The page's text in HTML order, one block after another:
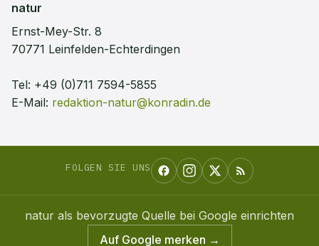
natur
Ernst-Mey-Str. 8
70771 Leinfelden-Echterdingen
Tel: +49 (0)711 7594-5855
E-Mail: redaktion-natur@konradin.de
FOLGEN SIE UNS
natur als bevorzugte Quelle bei Google einrichten
Auf Google merken →